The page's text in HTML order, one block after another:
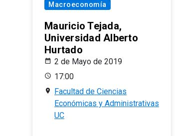
Macroeconomía
Mauricio Tejada,
Universidad Alberto
Hurtado
2 de Mayo de 2019
17:00
Facultad de Ciencias
Económicas y Administrativas
UC